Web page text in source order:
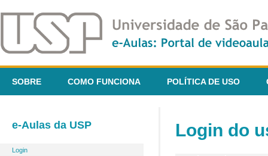
SOBRE COMO FUNCIONA POLÍTICA DE USO
e-Aulas da USP
Login
Login do